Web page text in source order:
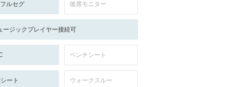
ルセグ 後席モニター
ージックプレイヤー接続可
ベンチシート
ート ウォークスルー